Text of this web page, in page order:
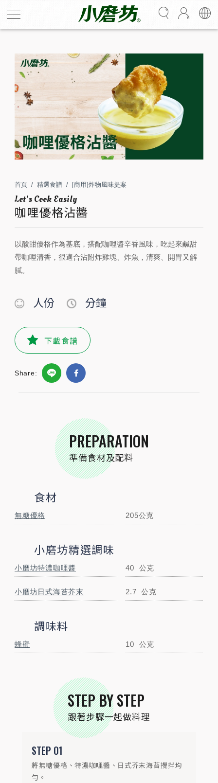
首頁 精選食譜 [商用]炸物風味提案
咖哩優格沾醬
以酸甜優格作為基底，搭配咖哩醬辛香風味，吃起來鹹甜
帶咖哩清香，很適合沾附炸雞塊、炸魚，清爽、開胃又解
膩。
人份 分鐘
下載食譜
Share:
PREPARATION
準備食材及配料
食材
無糖優格 205公克
小磨坊精選調味
小磨坊特濃咖哩醬 40 公克
小磨坊日式海苔芥末 2.7 公克
調味料
蜂蜜 10 公克
STEP BY STEP
跟著步驟一起做料理
STEP 01
將無糖優格、特濃咖哩醬、日式芥末海苔攪拌均
勻。
咖哩優格沾醬
以酸甜優格作為基底，搭配咖哩醬辛香風味，吃起來鹹甜
膩。
人份 分鐘
PREPARATION
準備食材及配料
小磨坊精選調味
小磨坊特濃咖哩醬
公克
STEP BY STEP
跟著步驟一起做料理
將無糖優格、特濃咖哩醬、日式芥末海苔攪
拌均勻。
再加入蜂蜜攪拌均勻即完成。
食用炸雞塊時，直接沾取醬汁食用。